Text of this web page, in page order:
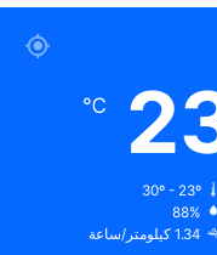
℃
30º - 23º
88%
1.34 كيلومتر/ساعة